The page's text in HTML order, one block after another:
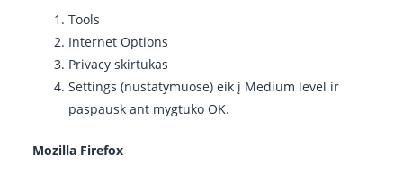
Tools
Internet Options
Privacy skirtukas
Settings (nustatymuose) eik į Medium level ir
paspausk ant mygtuko OK.
Mozilla Firefox